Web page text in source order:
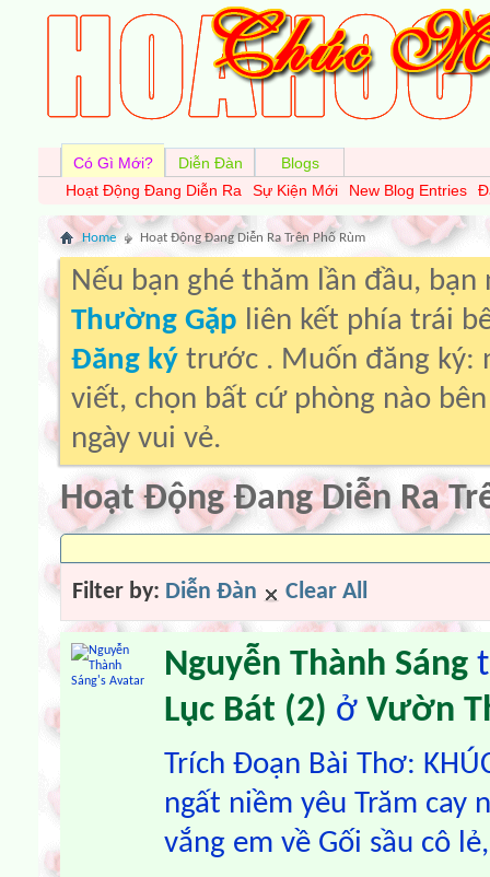
Có Gì Mới?
Hoạt Động Đang Diễn Ra
Sự Kiện Mới New Blog Entries
Diễn Đàn Blogs
Home Hoạt Động Đang Diễn Ra Trên Phố Rùm
Nếu bạn ghé thăm lần đầu,
Thường Gặp liên kết phía trái
Đăng ký trước . Muốn đăng ký:
viết, chọn bất cứ phòng nào
ngày vui vẻ.
Hoạt Động Đang Diễn Ra
Filter by: Diễn Ðàn Clear All
Nguyễn Thành Sáng
Lục Bát (2) ở Vườn
Trích Đoạn Bài Thơ:
ngất niềm yêu Trăm cay
vắng em về Gối sầu cô